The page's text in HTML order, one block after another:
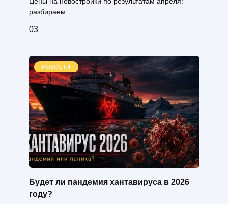
разбираем
03
НОВОСТИ
Будет ли пандемия хантавируса в 2026
году?